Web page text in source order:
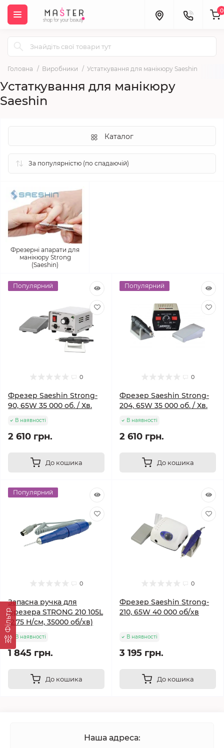
0
Головна Виробники Устаткування для манікюру Saeshin
Устаткування для манікюру
Saeshin
Фільтр
Каталог
Фрезерні апарати для
манікюру Strong
(Saeshin)
Популярний
0
Фрезер Saeshin Strong-
90, 65W 35 000 об. / Хв.
В наявності
2 610 грн.
До кошика
Популярний
0
Фрезер Saeshin Strong-
204, 65W 35 000 об. / Хв.
В наявності
2 610 грн.
До кошика
Популярний
0
Запасна ручка для
фрезера STRONG 210 105L
(2.75 Н/см, 35000 об/хв)
В наявності
1 845 грн.
До кошика
0
Фрезер Saeshin Strong-
210, 65W 40 000 об/хв
В наявності
3 195 грн.
До кошика
Наша адреса: